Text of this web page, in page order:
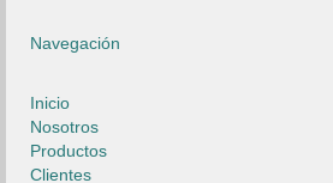
Navegación
Inicio
Nosotros
Productos
Clientes